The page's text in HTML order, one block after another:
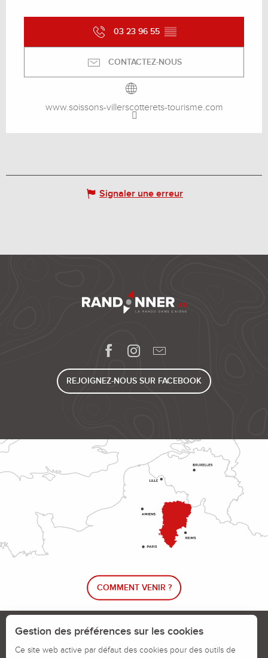
03 23 96 55 ▒▒
CONTACTEZ-NOUS
www.soissons-villerscotterets-tourisme.com
Signaler une erreur
REJOIGNEZ-NOUS SUR FACEBOOK
COMMENT VENIR ?
Le blog rando !
Calendrier des jours chassés
Gestion des préférences sur les cookies
Ce site web active par défaut des cookies pour des outils de